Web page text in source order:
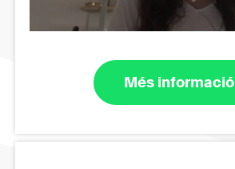
Més informació